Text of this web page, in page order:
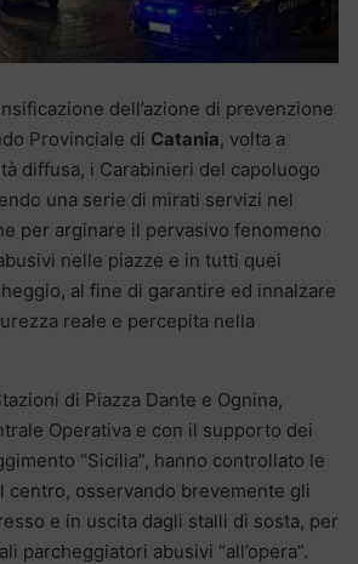
dell’azione di prevenzione
Provinciale di Catania, volta a
diffusa, i Carabinieri del capoluogo
una serie di mirati servizi nel
per arginare il pervasivo fenomeno
nelle piazze e in tutti quei
al fine di garantire ed innalzare
reale e percepita nella
di Piazza Dante e Ognina,
Operativa e con il supporto dei
“Sicilia”, hanno controllato le
centro, osservando brevemente gli
e in uscita dagli stalli di sosta, per
parcheggiatori abusivi “all’opera”.